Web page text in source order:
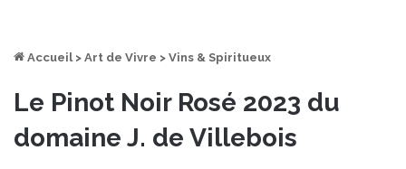
Accueil > Art de Vivre > Vins & Spiritueux
Le Pinot Noir Rosé 2023 du
domaine J. de Villebois